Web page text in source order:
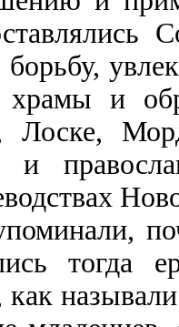
и
Лоске,
и
тогда